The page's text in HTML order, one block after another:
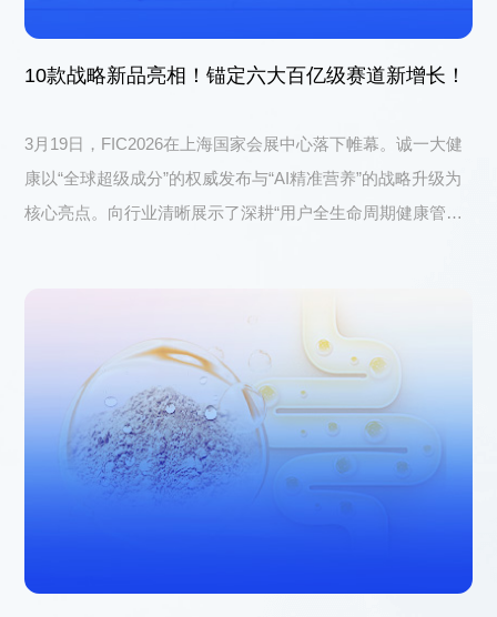
10款战略新品亮相！锚定六大百亿级赛道新增长！
3月19日，FIC2026在上海国家会展中心落下帷幕。诚一大健
康以“全球超级成分”的权威发布与“AI精准营养”的战略升级为
核心亮点。向行业清晰展示了深耕“用户全生命周期健康管